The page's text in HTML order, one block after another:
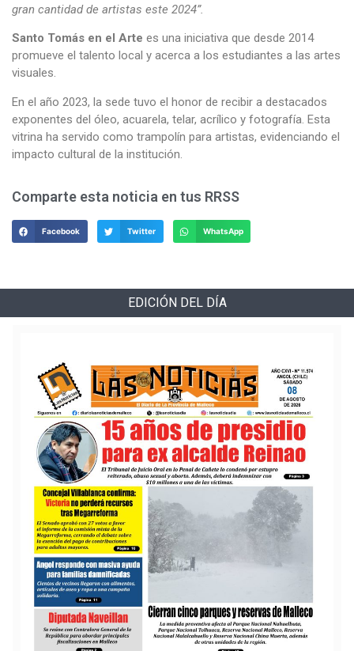
gran cantidad de artistas este 2024”.
Santo Tomás en el Arte es una iniciativa que desde 2014
promueve el talento local y acerca a los estudiantes a las artes
visuales.
En el año 2023, la sede tuvo el honor de recibir a destacados
exponentes del óleo, acuarela, telar, acrílico y fotografía. Esta
vitrina ha servido como trampolín para artistas, evidenciando el
impacto cultural de la institución.
Comparte esta noticia en tus RRSS
Facebook Twitter WhatsApp
EDICIÓN DEL DÍA